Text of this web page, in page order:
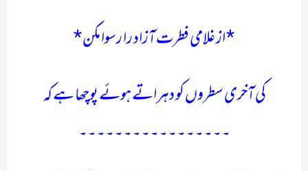
* از غلامی فطرت آزاد را رسوا مکن *
کی آخری سطروں کو دہراتے ہوئے پوچھا ہے کہ
۔۔۔۔۔۔۔۔۔۔۔۔۔۔۔۔۔